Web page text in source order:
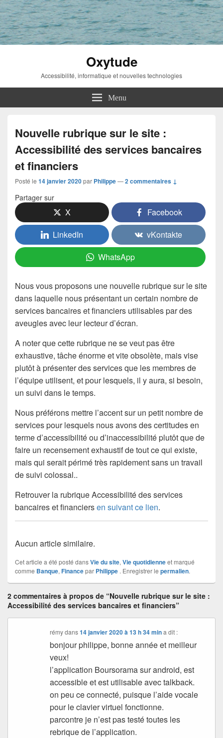
Oxytude
Accessibilité, informatique et nouvelles technologies
Menu
Nouvelle rubrique sur le site :
Accessibilité des services bancaires
et financiers
Posté le 14 janvier 2020par Philippe—2 commentaires ↓
Partager sur
X
Facebook
LinkedIn
vKontakte
WhatsApp
Nous vous proposons une nouvelle rubrique sur le site
dans laquelle nous présentant un certain nombre de
services bancaires et financiers utilisables par des
aveugles avec leur lecteur d’écran.
A noter que cette rubrique ne se veut pas être
exhaustive, tâche énorme et vite obsolète, mais vise
plutôt à présenter des services que les membres de
l’équipe utilisent, et pour lesquels, il y aura, si besoin,
un suivi dans le temps.
Nous préférons mettre l’accent sur un petit nombre de
services pour lesquels nous avons des certitudes en
terme d’accessibilité ou d’inaccessibilité plutôt que de
faire un recensement exhaustif de tout ce qui existe,
mais qui serait périmé très rapidement sans un travail
de suivi colossal..
Retrouver la rubrique Accessibilité des services
bancaires et financiersen suivant ce lien.
Aucun article similaire.
Cet article a été posté dansVie du site, Vie quotidienneet marqué
comme Banque, Financepar Philippe . Enregistrer le permalien.
2 commentaires à propos de “Nouvelle rubrique sur le site :
Accessibilité des services bancaires et financiers”
rémydans14 janvier 2020 à 13 h 34 min a dit :
bonjour philippe, bonne année et meilleur
veux!
l’application Boursorama sur android, est
accessible et est utilisable avec talkback.
on peu ce connecté, puisque l’aide vocale
pour le clavier virtuel fonctionne.
parcontre je n’est pas testé toutes les
rebrique de l’application.